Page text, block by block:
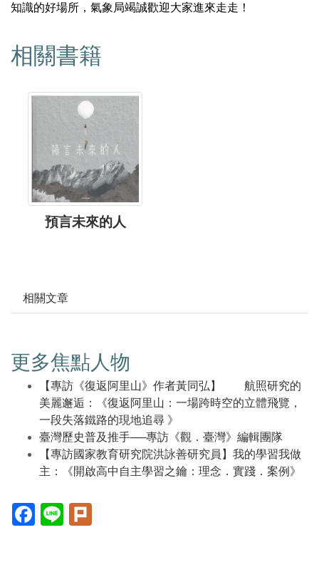
知識的好場所，氣象局竭誠歡迎大家進來走走！
相關書籍
預言未來的人
相關文章
更多焦點人物
【專訪《復返阿里山》作者黃同弘】 航照研究的
美麗邂逅：《復返阿里山：一場跨時空的立體飛覽，
一段失落鐵路的現地追尋 》
臺灣歷史普及推手──專訪《觀．臺灣》編輯團隊
【專訪國家教育研究院洪詠善研究員】我的學習我做
主：《開啟高中自主學習之鑰：理念．實踐．案例》
Facebook(另
開
Line(另
開